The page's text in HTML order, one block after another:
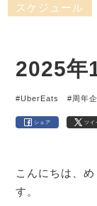
スケジュール
2025年
#UberEats #周年
シェア ツイ
こんにちは、
す。